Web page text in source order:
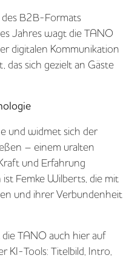
B2B-Formats
Jahres wagt die TANO
digitalen Kommunikation
das sich gezielt an Gäste
und widmet sich der
– einem uralten
und Erfahrung
Femke Wilberts, die mit
und ihrer Verbundenheit
TANO auch hier auf
KI-Tools: Titelbild, Intro,